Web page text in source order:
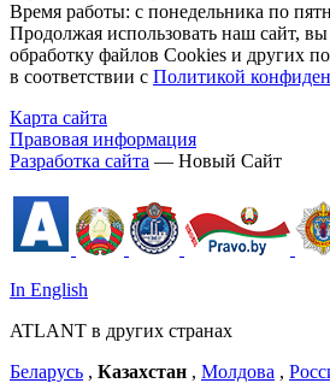
Время работы: с понедельника по
Продолжая использовать наш сайт, вы
обработку файлов Cookies и других
в соответствии с Политикой
Карта сайта
Правовая информация
Разработка сайта — Новый Сайт
In English
ATLANT в других странах
Беларусь , Казахстан , Молдова ,